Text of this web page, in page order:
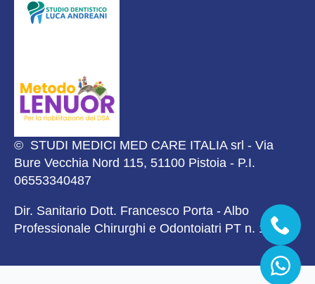
© STUDI MEDICI MED CARE ITALIA srl - Via
Bure Vecchia Nord 115, 51100 Pistoia - P.I.
06553340487
Dir. Sanitario Dott. Francesco Porta - Albo
Professionale Chirurghi e Odontoiatri PT n. 1919